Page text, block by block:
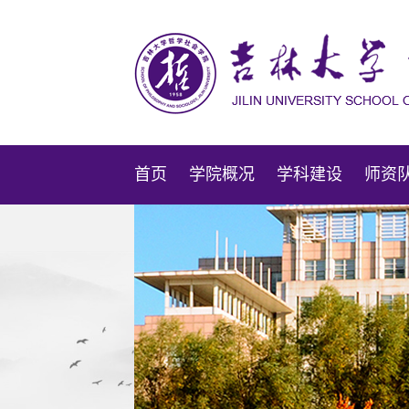
首页 学院概况 学科建设 师资